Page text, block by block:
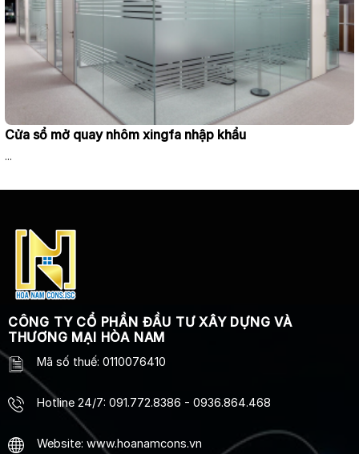
Cửa sổ mở quay nhôm xingfa nhập khẩu
...
CÔNG TY CỔ PHẦN ĐẦU TƯ XÂY DỰNG VÀ
THƯƠNG MẠI HÒA NAM
Mã số thuế: 0110076410
Hotline 24/7: 091.772.8386 - 0936.864.468
Website: www.hoanamcons.vn